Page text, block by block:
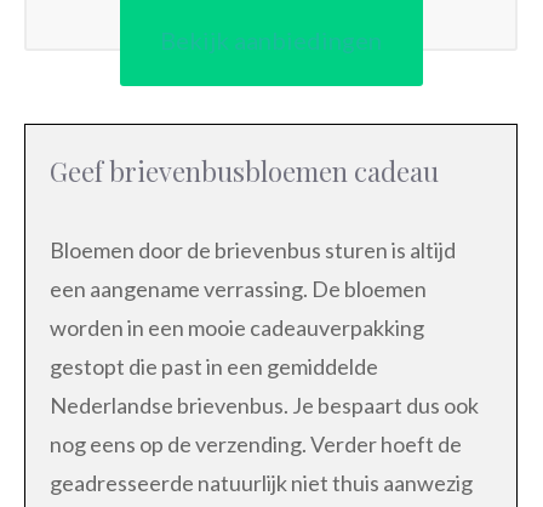
Bekijk aanbiedingen
Geef brievenbusbloemen cadeau
Bloemen door de brievenbus sturen is altijd
een aangename verrassing. De bloemen
worden in een mooie cadeauverpakking
gestopt die past in een gemiddelde
Nederlandse brievenbus. Je bespaart dus ook
nog eens op de verzending. Verder hoeft de
geadresseerde natuurlijk niet thuis aanwezig